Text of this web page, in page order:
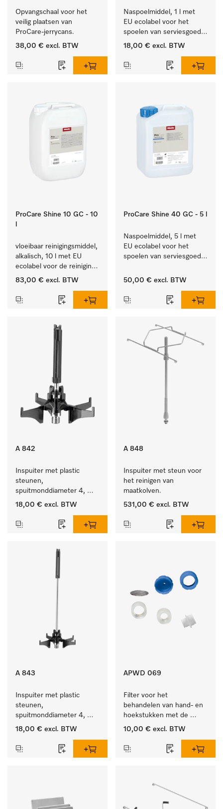
Opvangschaal voor het
veilig plaatsen van
ProCare-jerrycans.
38,00 € excl. BTW
Naspoelmiddel, 1 l met
EU ecolabel voor het
spoelen van serviesgoed,
bestek en glazen.
18,00 € excl. BTW
ProCare Shine 10 GC - 10
vloeibaar reinigingsmiddel,
alkalisch, 10 l met EU
ecolabel voor de reiniging
van alledaags vuil op
glazen.
83,00 € excl. BTW
ProCare Shine 40 GC - 5 l
Naspoelmiddel, 5 l met
EU ecolabel voor het
spoelen van serviesgoed,
50,00 € excl. BTW
A 842
Inspuiter met plastic
steunen,
spuitmonddiameter 4,
lengte 90 mm, 1 stuk
18,00 € excl. BTW
A 848
Inspuiter met steun voor
het reinigen van
maatkolven.
531,00 € excl. BTW
A 843
Inspuiter met plastic
steunen,
spuitmonddiameter 4,
lengte 185 mm, 1 stuk
18,00 € excl. BTW
APWD 069
Filter voor het
behandelen van hand- en
hoekstukken met de
houder APWD 068
10,00 € excl. BTW